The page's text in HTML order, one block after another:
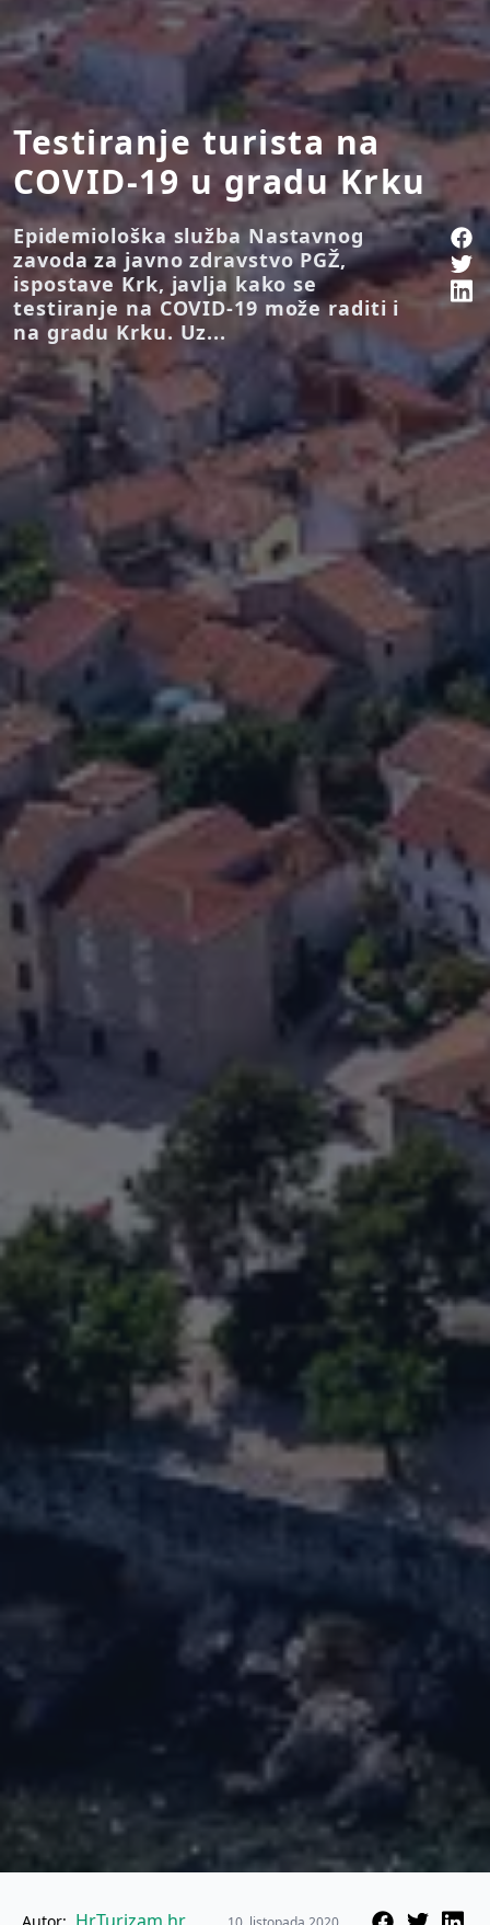
Testiranje turista na
COVID-19 u gradu Krku
Epidemiološka služba Nastavnog
zavoda za javno zdravstvo PGŽ,
ispostave Krk, javlja kako se
testiranje na COVID-19 može raditi i
na gradu Krku. Uz...
Autor: HrTurizam.hr